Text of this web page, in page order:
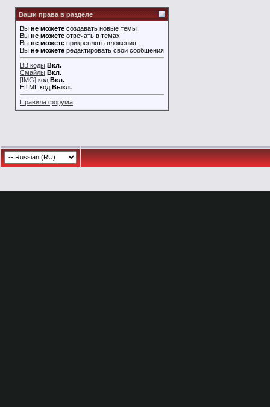
Ваши права в разделе
Вы не можете создавать новые темы
Вы не можете отвечать в темах
Вы не можете прикреплять вложения
Вы не можете редактировать свои сообщения
BB коды Вкл.
Смайлы Вкл.
[IMG] код Вкл.
HTML код Выкл.
Правила форума